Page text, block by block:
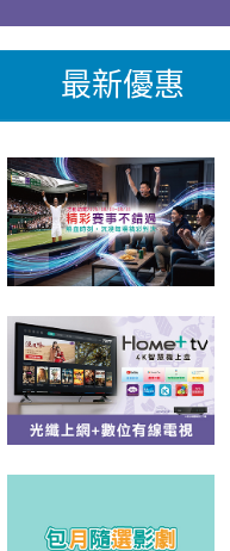
最新優惠